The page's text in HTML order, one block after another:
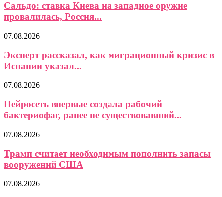
Сальдо: ставка Киева на западное оружие
провалилась, Россия...
07.08.2026
Эксперт рассказал, как миграционный кризис в
Испании указал...
07.08.2026
Нейросеть впервые создала рабочий
бактериофаг, ранее не существовавший...
07.08.2026
Трамп считает необходимым пополнить запасы
вооружений США
07.08.2026